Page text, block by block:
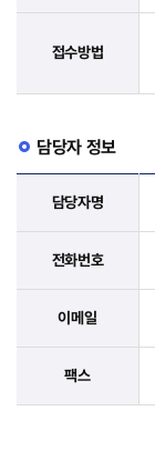
접수방법
담당자 정보
담당자명
전화번호
이메일
팩스